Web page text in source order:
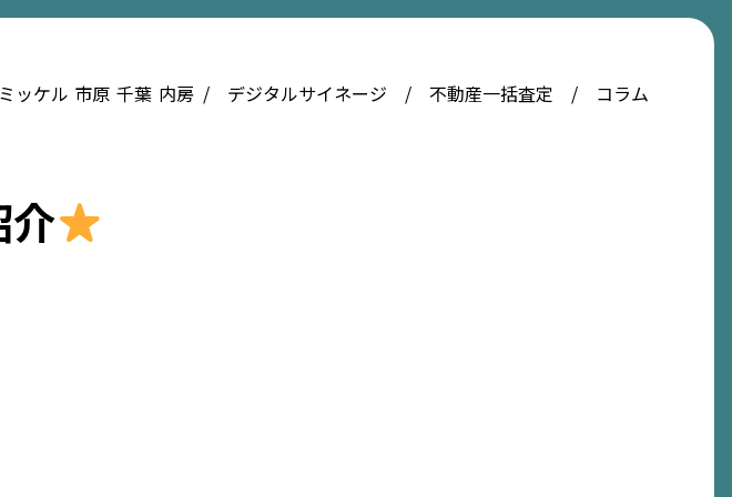
ッケル 市原 千葉 内房 デジタルサイネージ 不動産一括査定 コラム
介